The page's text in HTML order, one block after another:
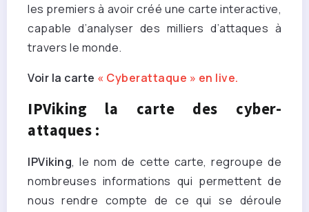
les premiers à avoir créé une carte interactive,
capable d’analyser des milliers d’attaques à
travers le monde.
Voir la carte « Cyberattaque » en live.
IPViking la carte des cyber-
attaques :
IPViking, le nom de cette carte, regroupe de
nombreuses informations qui permettent de
nous rendre compte de ce qui se déroule